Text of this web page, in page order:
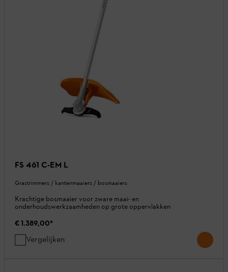
FS 461 C-EM L
Grastrimmers / kantenmaaiers / bosmaaiers
Krachtige bosmaaier voor zware maai- en
onderhoudswerkzaamheden op grote oppervlakken
€ 1.389,00*
Vergelijken